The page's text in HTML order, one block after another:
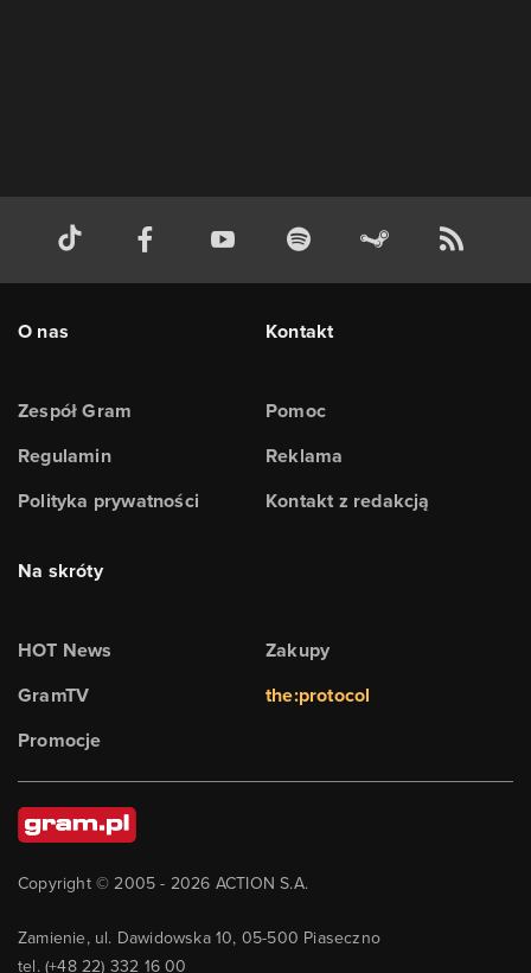
O nas
Zespół Gram
Regulamin
Polityka prywatności
Kontakt
Pomoc
Reklama
Kontakt z redakcją
Na skróty
HOT News
GramTV
Promocje
Zakupy
the:protocol
Copyright © 2005 - 2026 ACTION S.A.
Zamienie, ul. Dawidowska 10, 05-500 Piaseczno
tel. (+48 22) 332 16 00